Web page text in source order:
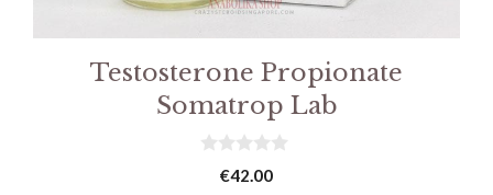
Testosterone Propionate
Somatrop Lab
€42.00